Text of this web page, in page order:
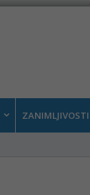
ZANIMLJIVOSTI